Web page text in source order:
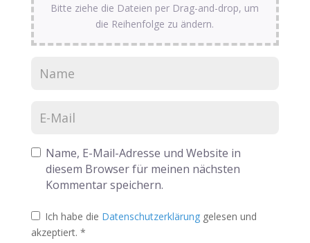
Bitte ziehe die Dateien per Drag-and-drop, um
die Reihenfolge zu ändern.
Name, E-Mail-Adresse und Website in
diesem Browser für meinen nächsten
Kommentar speichern.
Ich habe die Datenschutzerklärung gelesen und
akzeptiert. *